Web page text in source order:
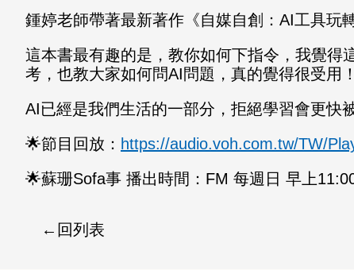
鍾婷老師帶著最新著作《自媒自創：AI工具玩
這本書最有趣的是，教你如何下指令，我覺得
考，也教大家如何問AI問題，真的覺得很受用！
AI已經是我們生活的一部分，拒絕學習會更快
🌟節目回放： https://audio.voh.com.tw/TW/
🌟蘇珊Sofa事 播出時間：FM 每週日 早上
回列表